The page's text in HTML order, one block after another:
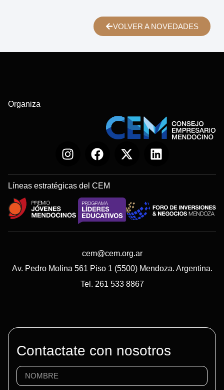
VOLVER A NOVEDADES
Contactate con nosotros
Organiza
Líneas estratégicas del CEM
cem@cem.org.ar
Av. Pedro Molina 561 Piso 1 (5500) Mendoza. Argentina.
Tel. 261 533 8867